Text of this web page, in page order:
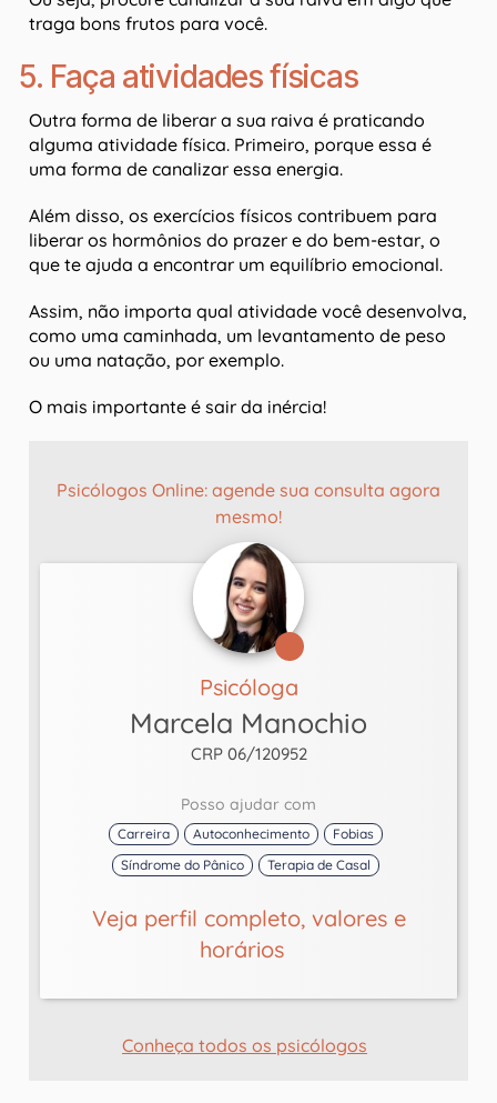
traga bons frutos para você.
5. Faça atividades físicas
Outra forma de liberar a sua raiva é praticando
alguma atividade física. Primeiro, porque essa é
uma forma de canalizar essa energia.
Além disso, os exercícios físicos contribuem para
liberar os hormônios do prazer e do bem-estar, o
que te ajuda a encontrar um equilíbrio emocional.
Assim, não importa qual atividade você desenvolva,
como uma caminhada, um levantamento de peso
ou uma natação, por exemplo.
O mais importante é sair da inércia!
Psicólogos Online: agende sua consulta agora
mesmo!
Psicóloga
Marcela Manochio
CRP 06/120952
Posso ajudar com
Carreira Autoconhecimento
Fobias
Síndrome do Pânico
Terapia de Casal
Veja perfil completo, valores e
horários
Conheça todos os psicólogos